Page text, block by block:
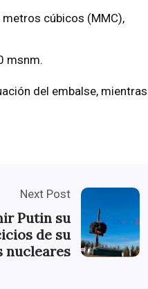
cúbicos (MMC),
msnm.
del embalse, mientras
Next Post
Putin su
de su
nucleares